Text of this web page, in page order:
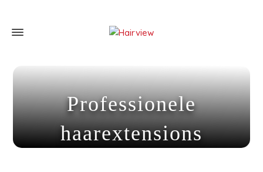
Professionele
haarextensions